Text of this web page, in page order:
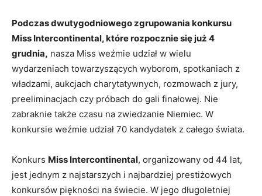
Podczas dwutygodniowego zgrupowania konkursu
Miss Intercontinental, które rozpocznie się już 4
grudnia, nasza Miss weźmie udział w wielu
wydarzeniach towarzyszących wyborom, spotkaniach z
władzami, aukcjach charytatywnych, rozmowach z jury,
preeliminacjach czy próbach do gali finałowej. Nie
zabraknie także czasu na zwiedzanie Niemiec. W
konkursie weźmie udział 70 kandydatek z całego świata.
Konkurs Miss Intercontinental, organizowany od 44 lat,
jest jednym z najstarszych i najbardziej prestiżowych
konkursów piękności na świecie. W jego długoletniej